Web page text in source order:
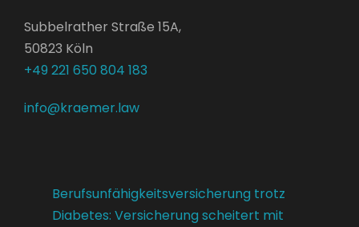
Subbelrather Straße 15A,
50823 Köln
+49 221 650 804 183
info@kraemer.law
Berufsunfähigkeitsversicherung trotz
Diabetes: Versicherung scheitert mit